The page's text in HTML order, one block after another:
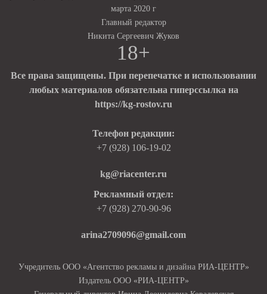
марта 2020 г
Главный редактор
Никита Сергеевич Жуков
18+
Все права защищены. При перепечатке и использовании
любых материалов обязательна гиперссылка на
https://kg-rostov.ru
Телефон редакции:
+7 (928) 106-19-02
kg@riacenter.ru
Рекламный отдел:
+7 (928) 270-90-96
arina2709096@gmail.com
Учредитель ООО «Агентство рекламы и дизайна РИА-ЦЕНТР»
Издатель ООО «РИА-ЦЕНТР»